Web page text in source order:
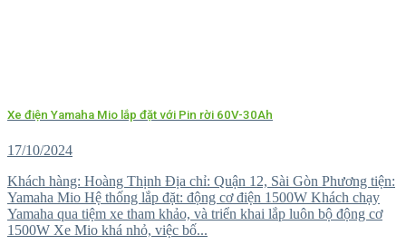
Xe điện Yamaha Mio lắp đặt với Pin rời 60V-30Ah
17/10/2024
Khách hàng: Hoàng Thịnh Địa chỉ: Quận 12, Sài Gòn Phương tiện:
Yamaha Mio Hệ thống lắp đặt: động cơ điện 1500W Khách chạy
Yamaha qua tiệm xe tham khảo, và triển khai lắp luôn bộ động cơ
1500W Xe Mio khá nhỏ, việc bố...